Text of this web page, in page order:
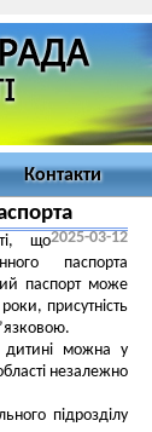
Контакти
2025-03-12
що
паспорта
паспорт може
присутність
дитині можна у
незалежно
підрозділу